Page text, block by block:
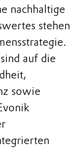
nachhaltige
stehen
auf die
sowie